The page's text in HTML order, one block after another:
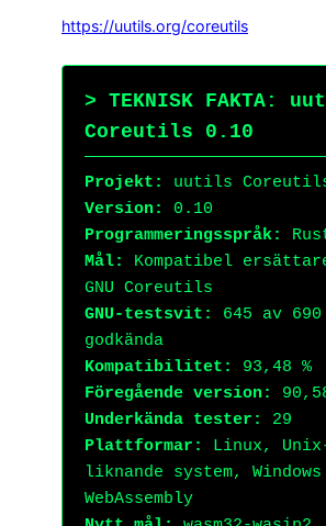
https://uutils.org/coreutils
> TEKNISK FAKTA:
Coreutils 0.10
Projekt:
uutils
Version:
0.10
Programmeringsspråk:
Mål:
Kompatibel
GNU Coreutils
GNU-testsvit:
645 av
godkända
Kompatibilitet:
93,48 %
Föregående version:
Underkända tester:
29
Plattformar:
Linux,
liknande system, Windows
WebAssembly